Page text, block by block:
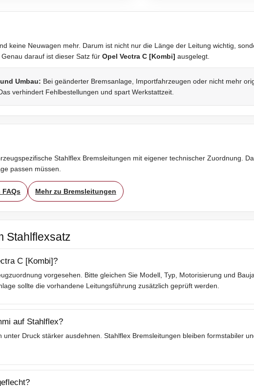
keine Neuwagen mehr. Darum ist nicht nur die Länge der Leitung wichtig,
darauf ist dieser Satz für Opel Vectra C [Kombi] ausgelegt.
Umbau: Bei geänderter Bremsanlage, Importfahrzeugen oder nicht mehr
verhindert Fehlbestellungen und spart Werkstattzeit.
Stahlflex Bremsleitungen mit eigener technischer Zuordnung.
passen müssen.
FAQs Mehr zu Bremsleitungen
Stahlflexsatz
C [Kombi]?
vorgesehen. Bitte gleichen Sie Modell, Typ, Motorisierung und
sollte die vorhandene Leitungsführung zusätzlich geprüft werden.
auf Stahlflex?
Druck stärker ausdehnen. Stahlflex Bremsleitungen bleiben formstabiler